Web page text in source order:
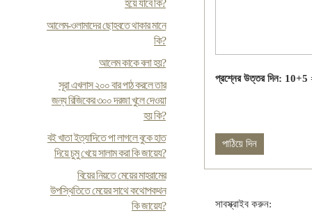
হয়ে যাবে কি?
আলেম-ওলামাদের ছোহবতে থাকার মানে
কি?
আলেম কাকে বলা হয়?
সূরা এখলাস ২০০ বার পাঠ করলে তার
জন্য রিজিকের ৩০০ দরজা খুলে দেওয়া
হয় কি?
ব‌ই খাতা ইত্যাদিতে পা লাগলে বুকে হাত
দিয়ে চুমু খেয়ে সালাম করা কি জায়েয?
বিয়ের নিয়তে মেয়ের মাহরামের
উপস্থিতিতে মেয়ের সাথে কথোপকথন
কি জায়েয?
প্রশ্নের উত্তর দিন: 10+5
সাবস্ক্রাইব করুন: